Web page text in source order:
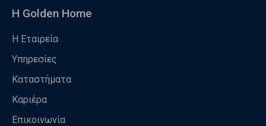
Η Golden Home
Η Εταιρεία
Υπηρεσίες
Καταστήματα
Καριέρα
Επικοινωνία